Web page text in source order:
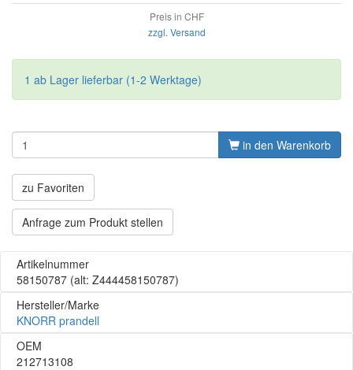
Preis in CHF
zzgl. Versand
1 ab Lager lieferbar (1-2 Werktage)
in den Warenkorb
zu Favoriten
Anfrage zum Produkt stellen
Artikelnummer
58150787 (alt: Z444458150787)
Hersteller/Marke
KNORR prandell
OEM
212713108